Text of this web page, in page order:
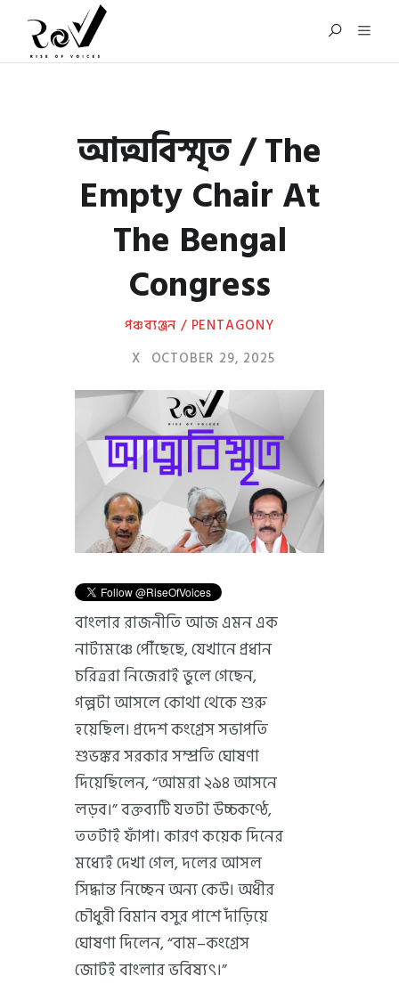
আত্মবিস্মৃত / The
Empty Chair At
The Bengal
Congress
পঞ্চব্যঞ্জন / PENTAGONY
X OCTOBER 29, 2025
বাংলার রাজনীতি আজ এমন এক
নাট্যমঞ্চে পৌঁছেছে, যেখানে প্রধান
চরিত্ররা নিজেরাই ভুলে গেছেন,
গল্পটা আসলে কোথা থেকে শুরু
হয়েছিল। প্রদেশ কংগ্রেস সভাপতি
শুভঙ্কর সরকার সম্প্রতি ঘোষণা
দিয়েছিলেন, “আমরা ২৯৪ আসনে
লড়ব।” বক্তব্যটি যতটা উচ্চকণ্ঠে,
ততটাই ফাঁপা। কারণ কয়েক দিনের
মধ্যেই দেখা গেল, দলের আসল
সিদ্ধান্ত নিচ্ছেন অন্য কেউ। অধীর
চৌধুরী বিমান বসুর পাশে দাঁড়িয়ে
ঘোষণা দিলেন, “বাম–কংগ্রেস
জোটই বাংলার ভবিষ্যৎ।”